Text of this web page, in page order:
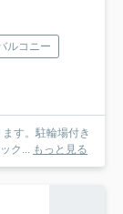
ルコニー
す。駐輪場付き
ク...
もっと見る